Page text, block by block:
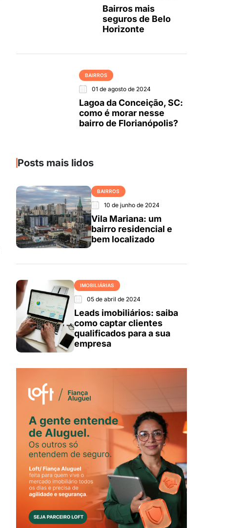
Bairros mais
seguros de Belo
Horizonte
BAIRROS
01 de agosto de 2024
Lagoa da Conceição, SC:
como é morar nesse
bairro de Florianópolis?
Posts mais lidos
BAIRROS
10 de junho de 2024
Vila Mariana: um
bairro residencial e
bem localizado
IMOBILIÁRIAS
05 de abril de 2024
Leads imobiliários: saiba
como captar clientes
qualificados para a sua
empresa